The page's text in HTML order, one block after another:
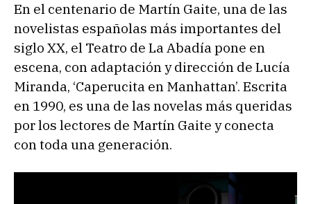
En el centenario de Martín Gaite, una de las
novelistas españolas más importantes del
siglo XX, el Teatro de La Abadía pone en
escena, con adaptación y dirección de Lucía
Miranda, ‘Caperucita en Manhattan’. Escrita
en 1990, es una de las novelas más queridas
por los lectores de Martín Gaite y conecta
con toda una generación.